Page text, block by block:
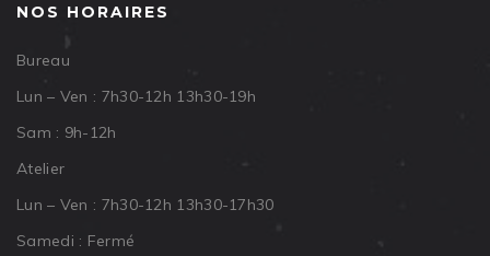
NOS HORAIRES
Bureau
Lun – Ven : 7h30-12h 13h30-19h
Sam : 9h-12h
Atelier
Lun – Ven : 7h30-12h 13h30-17h30
Samedi : Fermé